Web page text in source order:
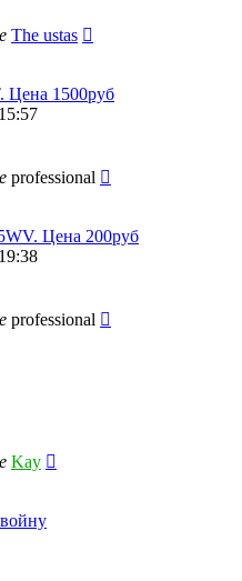
The ustas
Цена 1500руб
professional
Цена 200руб
professional
Kay